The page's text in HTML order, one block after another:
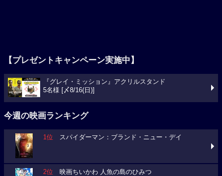
【プレゼントキャンペーン実施中】
『グレイ・ミッション』アクリルスタンド
5名様 [〆8/16(日)]
今週の映画ランキング
1位 スパイダーマン：ブランド・ニュー・デイ
2位 映画ちいかわ 人魚の島のひみつ